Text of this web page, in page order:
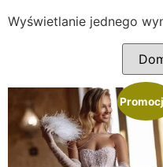
Wyświetlanie jednego